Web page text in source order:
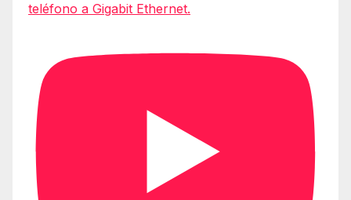
teléfono a Gigabit Ethernet.